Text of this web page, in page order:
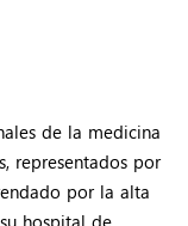
de la medicina
representados por
por la alta